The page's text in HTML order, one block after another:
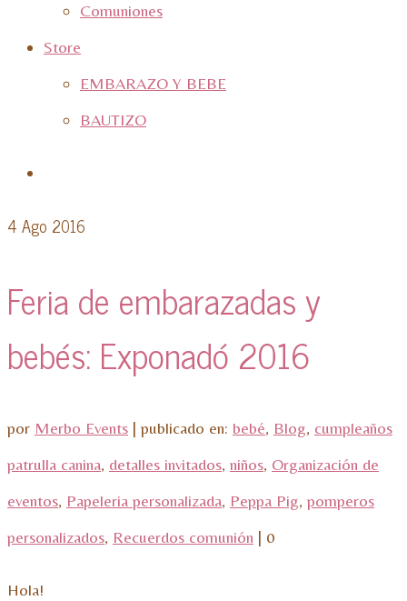
Comuniones
Store
EMBARAZO Y BEBE
BAUTIZO
4 Ago 2016
Feria de embarazadas y
bebés: Exponadó 2016
por Merbo Events | publicado en: bebé, Blog, cumpleaños
patrulla canina, detalles invitados, niños, Organización de
eventos, Papeleria personalizada, Peppa Pig, pomperos
personalizados, Recuerdos comunión | 0
Hola!